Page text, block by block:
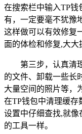
在搜索栏中输入TP钱
有，一定要毫不犹豫
这样做可以有效修复
面的体检和修复,大大
第三步，认真清
的文件、卸载一些长
大量空间的照片等，
在TP钱包中清理缓存
设置中仔细查找,就
的工具一样。